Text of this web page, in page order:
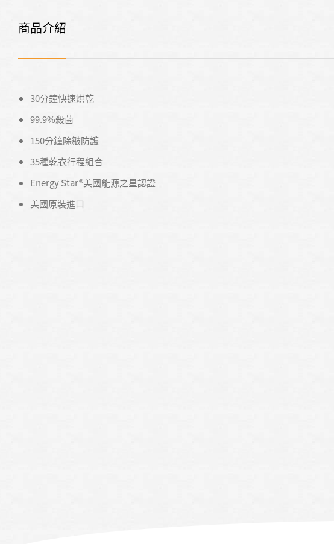
商品介紹
30分鐘快速烘乾
99.9%殺菌
150分鐘除皺防護
35種乾衣行程組合
Energy Star®美國能源之星認證
美國原裝進口